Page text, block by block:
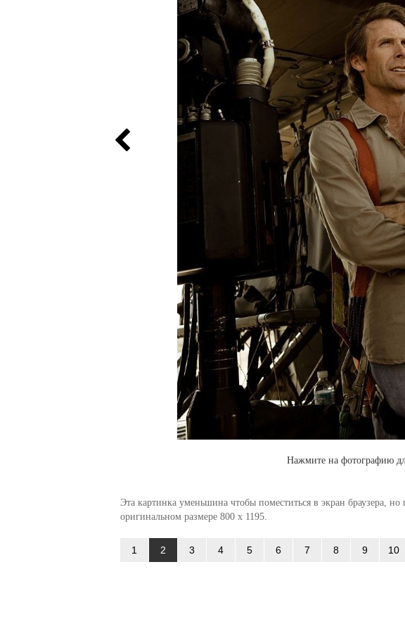
Нажмите на фотографию
Эта картинка уменьшина чтобы поместиться в экран браузера,
оригинальном размере 800 x 1195.
1 2 3 4 5 6 7 8 9 10